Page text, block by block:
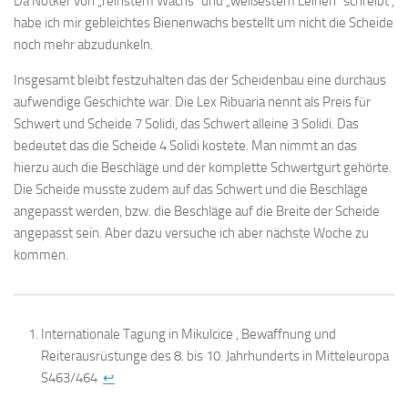
habe ich mir gebleichtes Bienenwachs bestellt um nicht die Scheide
noch mehr abzudunkeln.
Insgesamt bleibt festzuhalten das der Scheidenbau eine durchaus
aufwendige Geschichte war. Die Lex Ribuaria nennt als Preis für
Schwert und Scheide 7 Solidi, das Schwert alleine 3 Solidi. Das
bedeutet das die Scheide 4 Solidi kostete. Man nimmt an das
hierzu auch die Beschläge und der komplette Schwertgurt gehörte.
Die Scheide musste zudem auf das Schwert und die Beschläge
angepasst werden, bzw. die Beschläge auf die Breite der Scheide
angepasst sein. Aber dazu versuche ich aber nächste Woche zu
kommen.
Internationale Tagung in Mikulcice , Bewaffnung und
Reiterausrüstunge des 8. bis 10. Jahrhunderts in Mitteleuropa
S463/464 ↩